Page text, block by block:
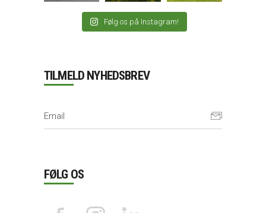
Følg os på Instagram!
TILMELD NYHEDSBREV
FØLG OS